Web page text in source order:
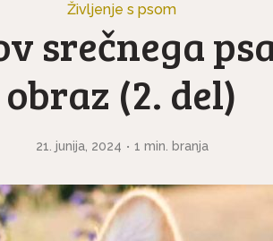
Življenje s psom
srečnega
obraz (2. del)
21. junija, 2024 1 min. branja